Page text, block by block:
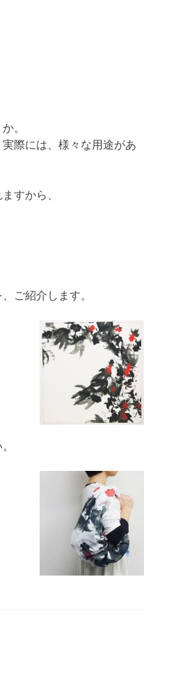
。
際には、様々な用途があ
すから、
ご紹介します。